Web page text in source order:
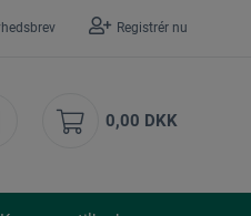
Registrér nu
0,00 DKK